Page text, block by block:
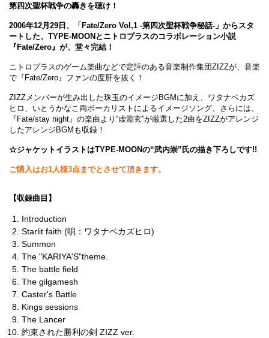
第四次聖杯戦争の轟きを聴け！
2006年12月29日、「Fate/Zero Vol,1 -第四次聖杯戦争秘話-」からスタ
ートした、TYPE-MOONとニトロプラスのコラボレーション小説
『Fate/Zero』が、堂々完結！
ニトロプラスのゲーム楽曲などで定評のある音楽制作集団ZIZZが、音楽
で『Fate/Zero』ファンの度肝を抜く！
ZIZZメンバーが生み出した珠玉のイメージBGMに加え、ワタナベカズ
ヒロ、いとうかなこ両ボーカリストによるイメージソング、さらには、
『Fate/stay night』の楽曲より“虚淵玄”が厳選した2曲をZIZZがアレンジ
したアレンジBGMも収録！
☆ジャケットイラストはTYPE-MOONの“武内崇”氏の描き下ろしです!!
ご購入はお1人様3点までとさせて頂きます。
【収録曲目】
Introduction
Starlit faith (唄：ワタナベカズヒロ)
Summon
The "KARIYA'S"theme.
The battle field
The gilgamesh
Caster's Battle
Kings sessions
The Lancer
約束された勝利の剣 ZIZZ ver.